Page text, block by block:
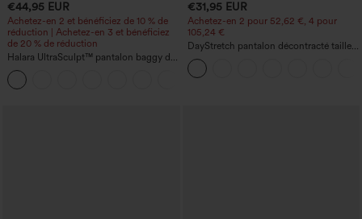
€44,95 EUR
Achetez-en 2 et bénéficiez de 10 % de
réduction | Achetez-en 3 et bénéficiez
de 20 % de réduction
Halara UltraSculpt™ pantalon baggy de
yoga taille haute à effet gainant pour le
ventre, à rayures color block, avec
poches
€31,95 EUR
Achetez-en 2 pour 52,62 €, 4 pour
105,24 €
DayStretch pantalon décontracté taille
haute à jambe en forme de tonneau
avec poches